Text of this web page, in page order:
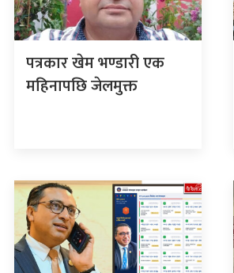
पत्रकार खेम भण्डारी एक
महिनापछि जेलमुक्त